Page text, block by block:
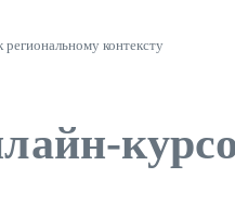
региональному контексту